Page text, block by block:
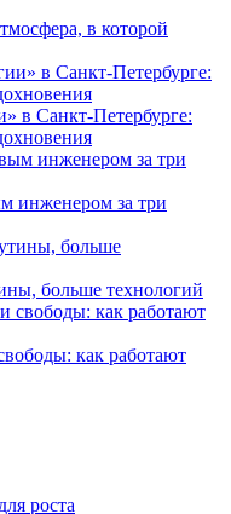
в которой
в Санкт-Петербурге:
инженером за три
больше технологий
как работают